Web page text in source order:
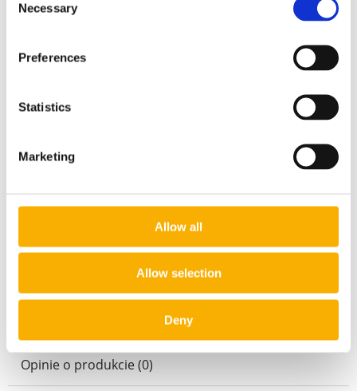
Selection
Necessary
Preferences
Statistics
Marketing
Allow all
Allow selection
Deny
Koszty dostawy
Kraj wysyłki:
Opinie o produkcie (0)